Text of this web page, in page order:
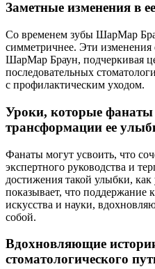
Заметные изменения в
Со временем зубы ШарМар
симметричнее. Эти изменения
ШарМар Браун, подчеркивая
последовательных
с профилактическим уходом.
Уроки, которые фанаты
трансформации ее
Фанаты могут усвоить, что
экспертного руководства и
достижения такой улыбки,
показывает, что поддержание
искусства и науки,
собой.
Вдохновляющие
стоматологического